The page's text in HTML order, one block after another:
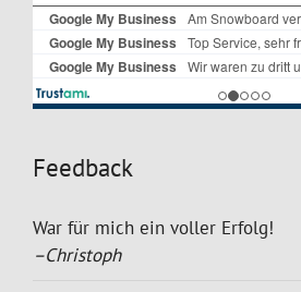
Feedback
War für mich ein voller Erfolg!
–Christoph